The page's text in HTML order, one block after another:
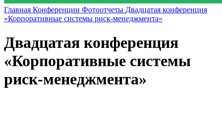
Главная Конференции Фотоотчеты Двадцатая конференция
«Корпоративные системы риск-менеджмента»
Двадцатая конференция
«Корпоративные системы
риск-менеджмента»